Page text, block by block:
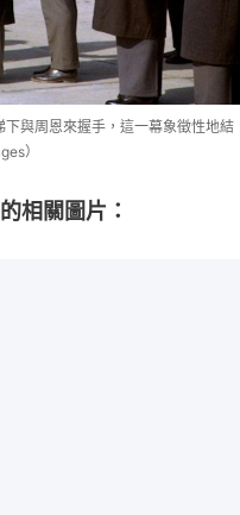
與周恩來握手，這一幕象徵性地結
）
相關圖片：